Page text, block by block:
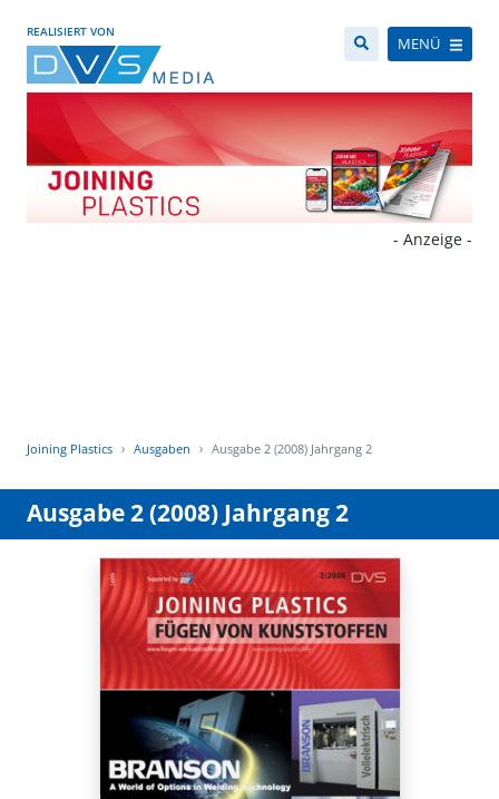
REALISIERT VON
MENÜ
- Anzeige -
Joining Plastics Ausgaben Ausgabe 2 (2008) Jahrgang 2
Ausgabe 2 (2008) Jahrgang 2